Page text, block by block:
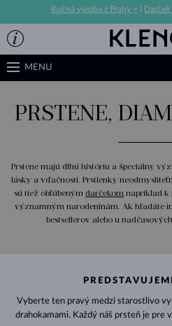
Ručná výroba z Prahy > Darček
MENU
PRSTENE,
Prstene majú dlhú históriu a špeciálny
lásky a vďačnosti. Prstienky
sú tiež obľúbeným darčekom napríklad k
významným narodeninám. Ak hľadáte
bestsellerov alebo u nadčasových
Vyberte ten pravý medzi starostlivo
drahokamami. Každý náš prsteň je pre